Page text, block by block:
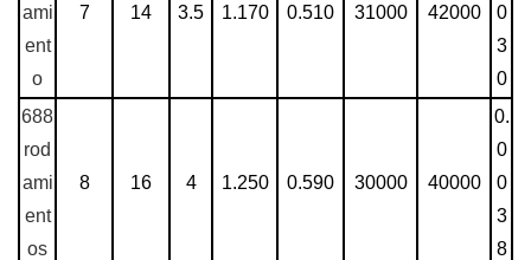
ami
ent
o
7 14 3.5 1.170 0.510 31000 42000
0
3
0
688
rod
ami
ent
os
8 16 4 1.250 0.590 30000 40000
0.
0
0
3
8